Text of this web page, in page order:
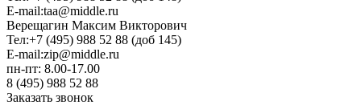
E-mail:taa@middle.ru
Верещагин Максим Викторович
Тел:+7 (495) 988 52 88 (доб 145)
E-mail:zip@middle.ru
пн-пт: 8.00-17.00
8 (495) 988 52 88
Заказать звонок